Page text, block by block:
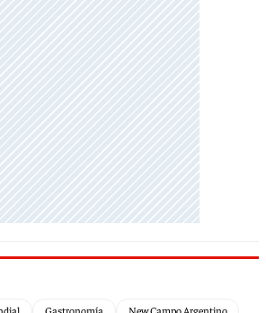
Gastronomía New Campo Argentino